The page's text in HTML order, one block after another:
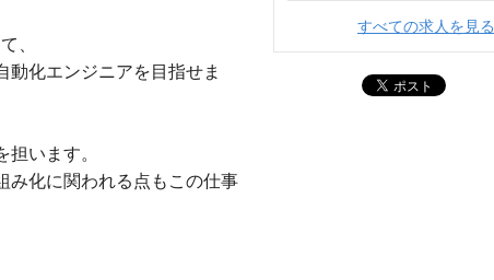
、
化エンジニアを目指せま
います。
み化に関われる点もこの仕事
すべての求人を見る